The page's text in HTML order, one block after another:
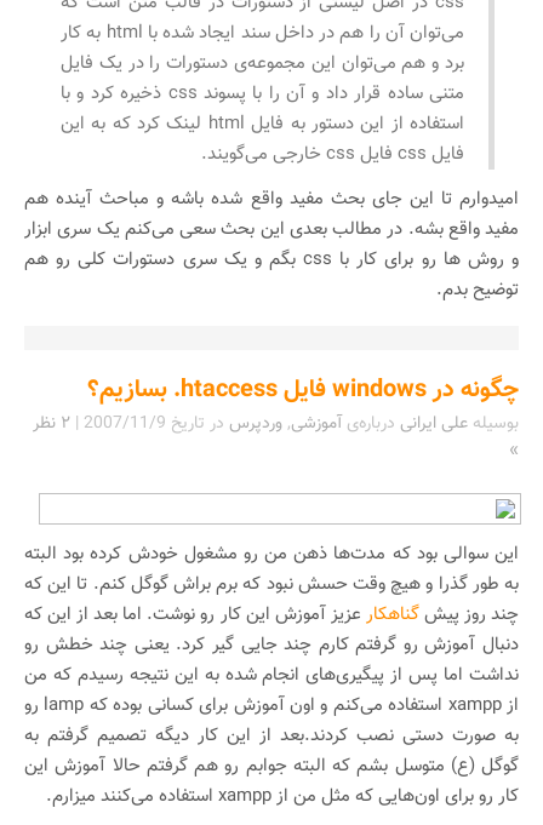
می‌توان آن را هم در داخل سند ایجاد شده با html به کار
برد و هم می‌توان این مجموعه‌ی دستورات را در یک فایل
متنی ساده قرار داد و آن را با پسوند css ذخیره کرد و با
استفاده از این دستور به فایل html لینک کرد که به این
فایل css فایل css خارجی می‌گویند.
امیدوارم تا این جای بحث مفید واقع شده باشه و مباحث آینده هم
مفید واقع بشه. در مطالب بعدی این بحث سعی می‌کنم یک سری ابزار
و روش ها رو برای کار با css بگم و یک سری دستورات کلی رو هم
توضیح بدم.
چگونه در windows فایل htaccess. بسازیم؟
بوسیله علی ایرانی درباره‌یآموزشی,وردپرس در تاریخ 2007/11/9
|
۲ نظر
»
این سوالی بود که مدت‌ها ذهن من رو مشغول خودش کرده بود البته
به طور گذرا و هیچ وقت حسش نبود که برم براش گوگل کنم. تا این که
چند روز پیشگناهکار عزیز آموزش این کار رو نوشت. اما بعد از این که
دنبال آموزش رو گرفتم کارم چند جایی گیر کرد. یعنی چند خطش رو
نداشت اما پس از پیگیری‌های انجام شده به این نتیجه رسیدم که من
از xampp استفاده می‌کنم و اون آموزش برای کسانی بوده که lamp رو
به صورت دستی نصب کردند.بعد از این کار دیگه تصمیم گرفتم به
گوگل (ع) متوسل بشم که البته جوابم رو هم گرفتم حالا آموزش این
کار رو برای اون‌هایی که مثل من از xampp استفاده می‌کنند میزارم.